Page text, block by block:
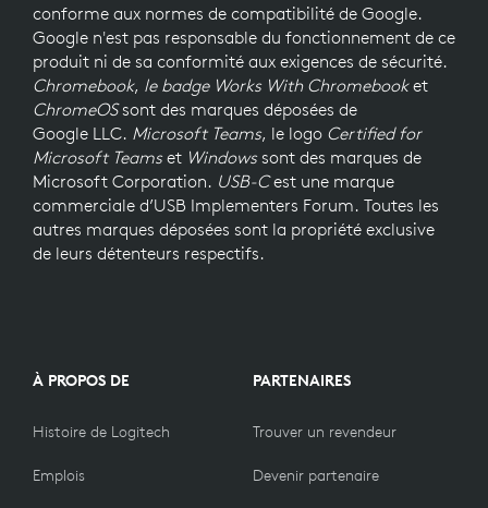
conforme aux normes de compatibilité de Google.
Google n'est pas responsable du fonctionnement de ce
produit ni de sa conformité aux exigences de sécurité.
Chromebook, le badge Works With Chromebooket
ChromeOSsont des marques déposées de
Google LLC. Microsoft Teams, le logo Certified for
Microsoft Teamset Windowssont des marques de
Microsoft Corporation. USB-Cest une marque
commerciale d’USB Implementers Forum. Toutes les
autres marques déposées sont la propriété exclusive
de leurs détenteurs respectifs.
À PROPOS DE
Histoire de Logitech
Emplois
PARTENAIRES
Trouver un revendeur
Devenir partenaire